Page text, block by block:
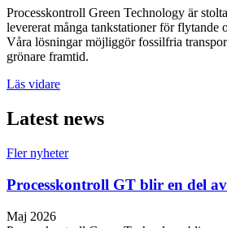
Processkontroll Green Technology är
levererat många tankstationer för flytande
Våra lösningar möjliggör fossilfria
grönare framtid.
Läs vidare
Latest news
Fler nyheter
Processkontroll GT blir en del
Maj 2026